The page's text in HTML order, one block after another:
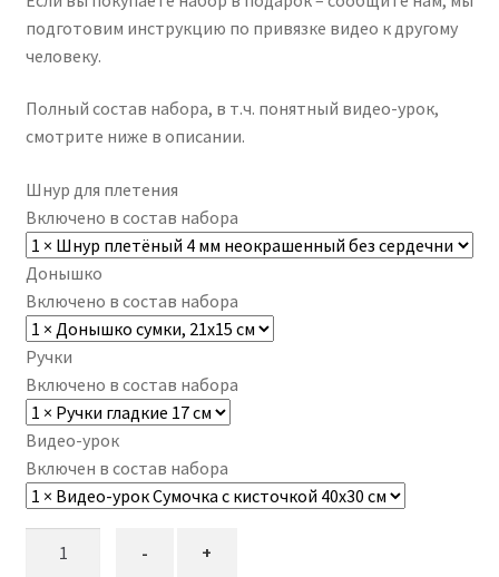
подготовим инструкцию по привязке видео к другому
человеку.
Полный состав набора, в т.ч. понятный видео-урок,
смотрите ниже в описании.
Шнур для плетения
Включено в состав набора
Донышко
Включено в состав набора
Ручки
Включено в состав набора
Видео-урок
Включен в состав набора
- +